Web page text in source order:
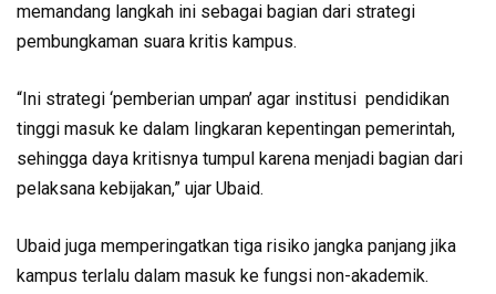
memandang langkah ini sebagai bagian dari strategi
pembungkaman suara kritis kampus.
“Ini strategi ‘pemberian umpan’ agar institusi pendidikan
tinggi masuk ke dalam lingkaran kepentingan pemerintah,
sehingga daya kritisnya tumpul karena menjadi bagian dari
pelaksana kebijakan,” ujar Ubaid.
Ubaid juga memperingatkan tiga risiko jangka panjang jika
kampus terlalu dalam masuk ke fungsi non-akademik.